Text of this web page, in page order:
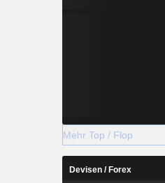
Mehr Top / Flop
Devisen / Forex